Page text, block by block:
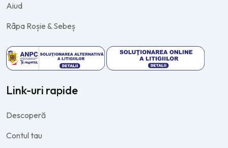
Aiud
Râpa Roșie & Sebeș
Link-uri rapide
Descoperă
Contul tau